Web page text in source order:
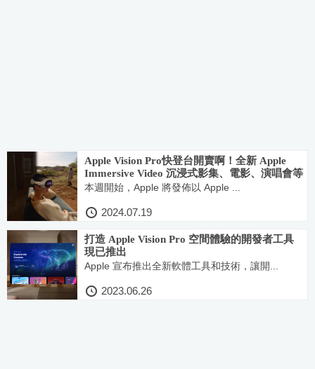
Apple Vision Pro快登台開賣啊！全新 Apple
Immersive Video 沉浸式影集、電影、演唱會等
豐富內容登場
本週開始，Apple 將發佈以 Apple ...
2024.07.19
打造 Apple Vision Pro 空間體驗的開發者工具
現已推出
Apple 宣布推出全新軟體工具和技術，讓開...
2023.06.26